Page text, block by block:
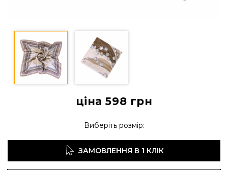
ціна 598 грн
Виберіть розмір:
ЗАМОВЛЕННЯ В 1 КЛІК